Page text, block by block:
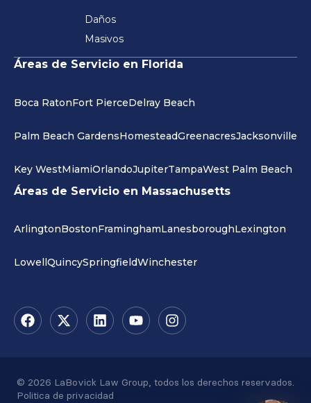
Daños
Masivos
Áreas de Servicio en Florida
Boca RatonFort PierceDelray Beach
Palm Beach GardensHomesteadGreenacresJacksonville
Key WestMiamiOrlandoJupiterTampaWest Palm Beach
Áreas de Servicio en Massachusetts
ArlingtonBostonFraminghamLanesboroughLexington
Lowell QuincySpringfieldWinchester
© 2026 LaBovick Law Group, todos los derechos reservados.
Politica de privacidad